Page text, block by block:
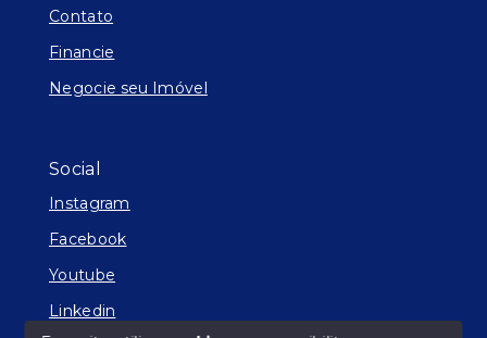
Contato
Financie
Negocie seu Imóvel
Social
Instagram
Facebook
Youtube
Linkedin